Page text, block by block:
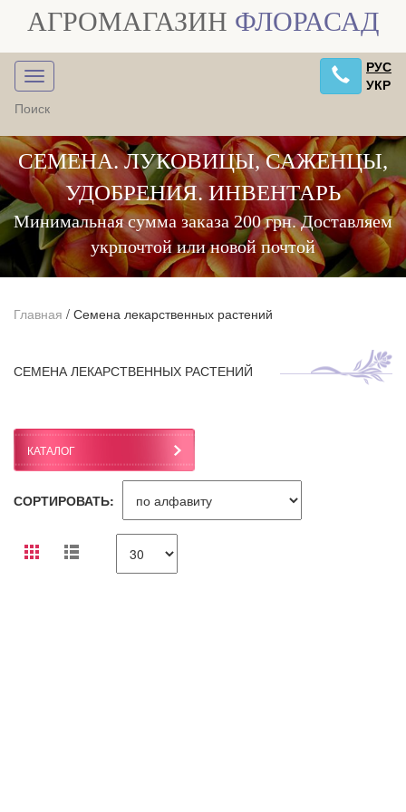
АГРОМАГАЗИН ФЛОРАСАД
РУС
УКР
СЕМЕНА. ЛУКОВИЦЫ, САЖЕНЦЫ,
УДОБРЕНИЯ. ИНВЕНТАРЬ
Минимальная сумма заказа 200 грн. Доставляем
укрпочтой или новой почтой
Главная / Семена лекарственных растений
СЕМЕНА ЛЕКАРСТВЕННЫХ РАСТЕНИЙ
КАТАЛОГ
СОРТИРОВАТЬ: